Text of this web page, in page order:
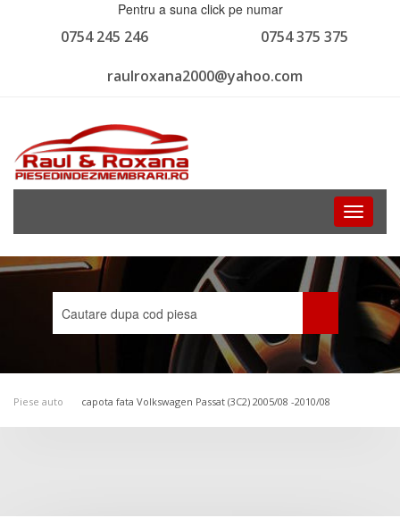
Pentru a suna click pe numar
0754 375 375
0754 245 246
raulroxana2000@yahoo.com
Toggle
Piese auto capota fata Volkswagen Passat (3C2) 2005/08 -2010/08